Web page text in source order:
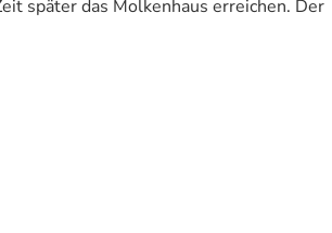
später das Molkenhaus erreichen. Der